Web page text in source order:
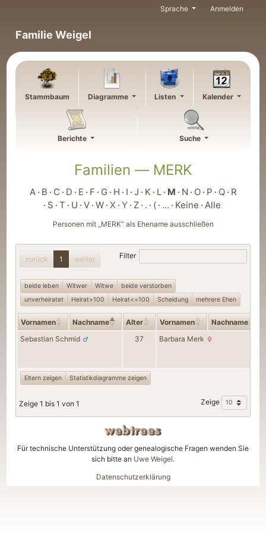
Familie Weigel
Sprache Anmelden
Stammbaum Diagramme Listen Kalender
Berichte Suche
Familien — MERK
A B C D E F G H I J K L M N O P Q
R
S T U V W X Y Z . ( … Keine Alle
Personen mit „MERK“ als Ehename ausschließen
zurück 1 weiter Filter
beide leben Witwer Witwe
beide verstorben
unverheiratet
Heirat>100 Heirat<=100 Scheidung mehrere Ehen
Vornamen Nachname Alter Vornamen Nachname
Sebastian Schmid 37 Barbara Merk
Eltern zeigen Statistikdiagramme zeigen
Zeige 1 bis 1 von 1 Zeige
Für technische Unterstützung oder genealogische Fragen wenden Sie
sich bitte an Uwe Weigel.
Datenschutzerklärung